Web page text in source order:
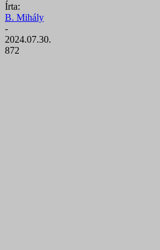
Írta:
B. Mihály
-
2024.07.30.
872